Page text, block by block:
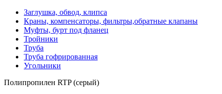
Заглушка, обвод, клипса
Краны, компенсаторы, фильтры,обратные клапаны
Муфты, бурт под фланец
Тройники
Труба
Труба гофрированная
Угольники
Полипропилен RTP (серый)